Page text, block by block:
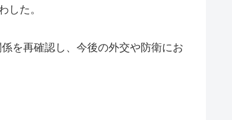
した。
を再確認し、今後の外交や防衛にお